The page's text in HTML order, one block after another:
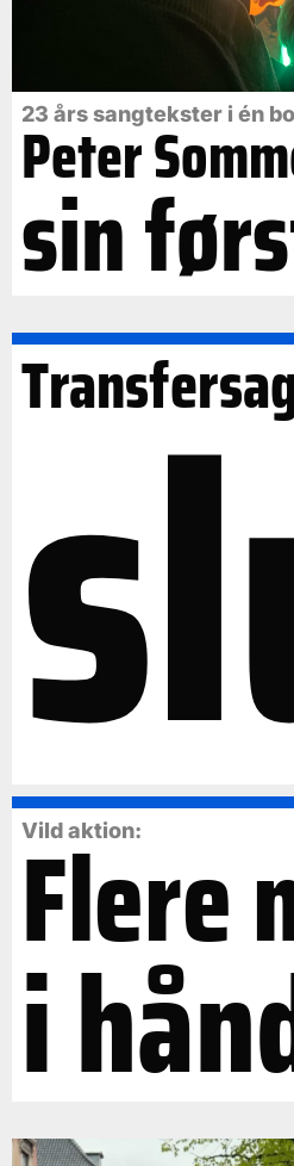
23 års sangtekster i én
Peter
sin
Vild aktion:
Flere
i